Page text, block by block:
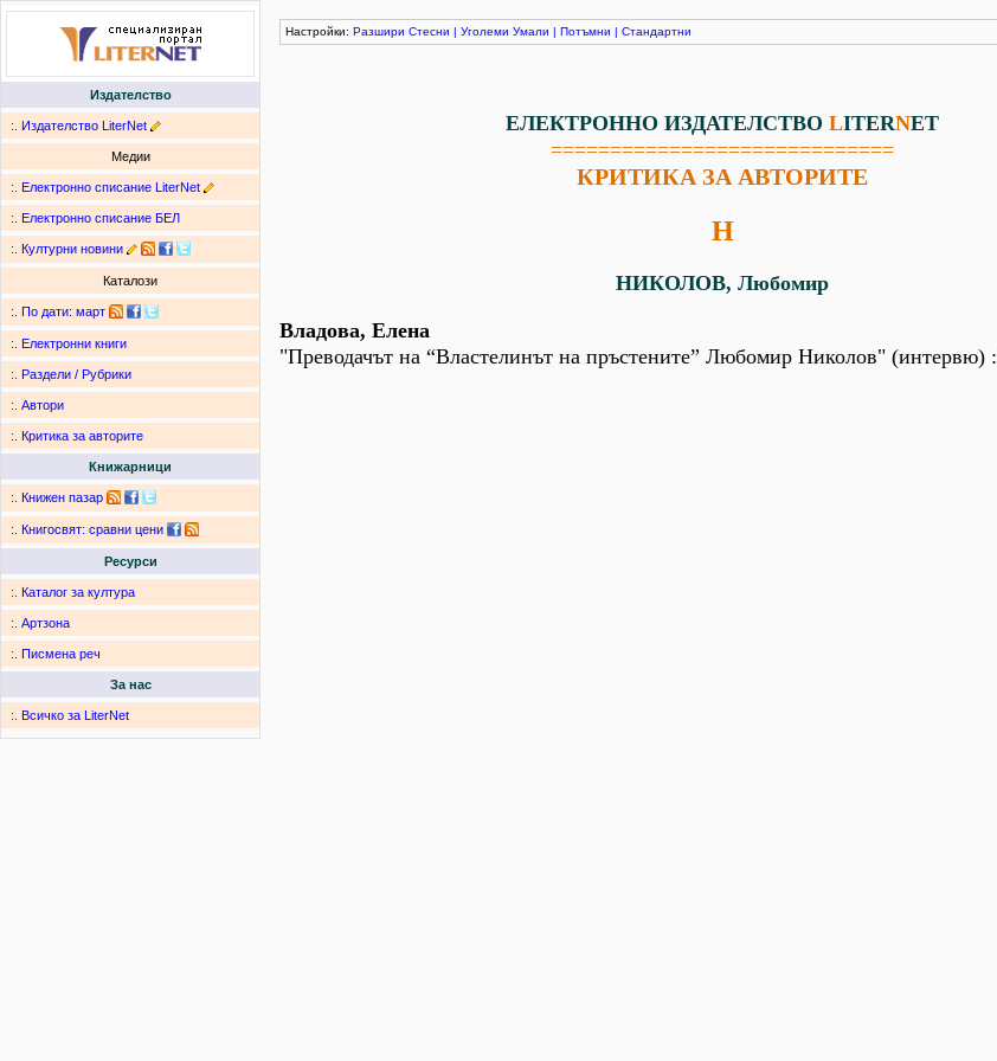
Издателство
:. Издателство LiterNet
Медии
:. Електронно списание LiterNet
:. Електронно списание БЕЛ
:. Културни новини
Каталози
:. По дати: март
:. Електронни книги
:. Раздели / Рубрики
:. Автори
:. Критика за авторите
Книжарници
:. Книжен пазар
:. Книгосвят: сравни цени
Ресурси
:. Каталог за култура
:. Артзона
:. Писмена реч
За нас
:. Всичко за LiterNet
Настройки: Разшири Стесни | Уголеми Умали | Потъмни | Стандартни
ЕЛЕКТРОННО ИЗДАТЕЛСТВО LITERNET
=============================
КРИТИКА ЗА АВТОРИТЕ
Н
НИКОЛОВ, Любомир
Владова, Елена
"Преводачът на “Властелинът на пръстените” Любомир Николов" (интервю) :